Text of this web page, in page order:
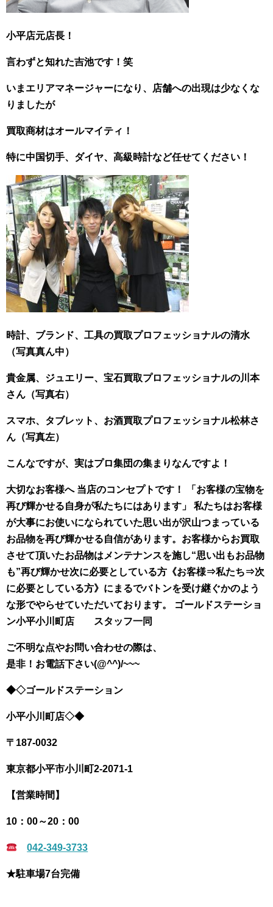
小平店元店長！
言わずと知れた吉池です！笑
いまエリアマネージャーになり、店舗への出現は少なくな
りましたが
買取商材はオールマイティ！
特に中国切手、ダイヤ、高級時計など任せてください！
時計、ブランド、工具の買取プロフェッショナルの清水
（写真真ん中）
貴金属、ジュエリー、宝石買取プロフェッショナルの川本
さん（写真右）
スマホ、タブレット、お酒買取プロフェッショナル松林さ
ん（写真左）
こんなですが、実はプロ集団の集まりなんですよ！
大切なお客様へ 当店のコンセプトです！ 「お客様の宝物を
再び輝かせる自身が私たちにはあります」 私たちはお客様
が大事にお使いになられていた思い出が沢山つまっている
お品物を再び輝かせる自信があります。お客様からお買取
させて頂いたお品物はメンテナンスを施し“思い出もお品物
も”再び輝かせ次に必要としている方《お客様⇒私たち⇒次
に必要としている方》にまるでバトンを受け継ぐかのよう
な形でやらせていただいております。 ゴールドステーショ
ン小平小川町店 スタッフ一同
ご不明な点やお問い合わせの際は、
是非！お電話下さい(@^^)/~~~
◆◇ゴールドステーション
小平小川町店◇◆
〒187-0032
東京都小平市小川町2-2071-1
【営業時間】
10：00～20：00
042-349-3733
★駐車場7台完備